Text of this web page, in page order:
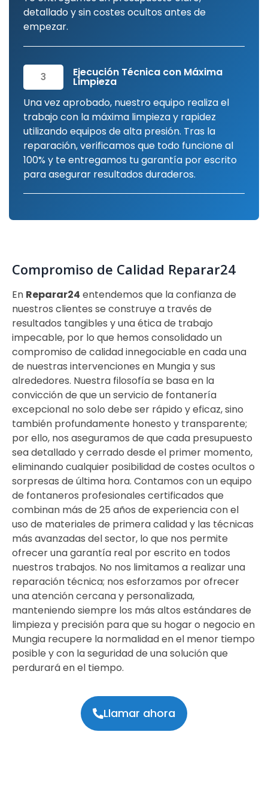
detallado y sin costes ocultos antes de
empezar.
3 Ejecución Técnica con Máxima
Limpieza
Una vez aprobado, nuestro equipo realiza el
trabajo con la máxima limpieza y rapidez
utilizando equipos de alta presión. Tras la
reparación, verificamos que todo funcione al
100% y te entregamos tu garantía por escrito
para asegurar resultados duraderos.
Compromiso de Calidad Reparar24
En Reparar24 entendemos que la confianza de
nuestros clientes se construye a través de
resultados tangibles y una ética de trabajo
impecable, por lo que hemos consolidado un
compromiso de calidad innegociable en cada una
de nuestras intervenciones en Mungia y sus
alrededores. Nuestra filosofía se basa en la
convicción de que un servicio de fontanería
excepcional no solo debe ser rápido y eficaz, sino
también profundamente honesto y transparente;
por ello, nos aseguramos de que cada presupuesto
sea detallado y cerrado desde el primer momento,
eliminando cualquier posibilidad de costes ocultos o
sorpresas de última hora. Contamos con un equipo
de fontaneros profesionales certificados que
combinan más de 25 años de experiencia con el
uso de materiales de primera calidad y las técnicas
más avanzadas del sector, lo que nos permite
ofrecer una garantía real por escrito en todos
nuestros trabajos. No nos limitamos a realizar una
reparación técnica; nos esforzamos por ofrecer
una atención cercana y personalizada,
manteniendo siempre los más altos estándares de
limpieza y precisión para que su hogar o negocio en
Mungia recupere la normalidad en el menor tiempo
posible y con la seguridad de una solución que
perdurará en el tiempo.
Llamar ahora